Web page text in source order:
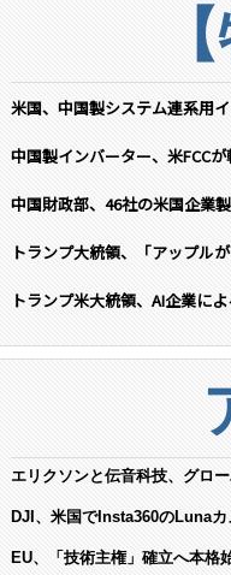
米国、中国製システム連系用
中国製インバーター、米FCC
中国財政部、46社の米国企業
トランプ大統領、「アップル
トランプ米大統領、AI企業に
エリクソンと伝音科技、グロ
DJI、米国でInsta360のLuna
EU、「技術主権」確立へ本